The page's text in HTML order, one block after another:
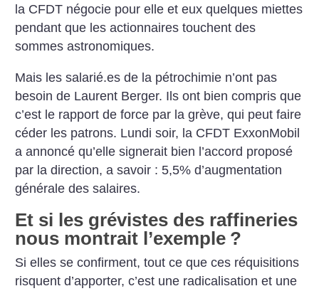
la CFDT négocie pour elle et eux quelques miettes
pendant que les actionnaires touchent des
sommes astronomiques.
Mais les salarié.es de la pétrochimie n’ont pas
besoin de Laurent Berger. Ils ont bien compris que
c’est le rapport de force par la grève, qui peut faire
céder les patrons. Lundi soir, la CFDT ExxonMobil
a annoncé qu’elle signerait bien l’accord proposé
par la direction, a savoir : 5,5% d’augmentation
générale des salaires.
Et si les grévistes des raffineries
nous montrait l’exemple ?
Si elles se confirment, tout ce que ces réquisitions
risquent d’apporter, c’est une radicalisation et une